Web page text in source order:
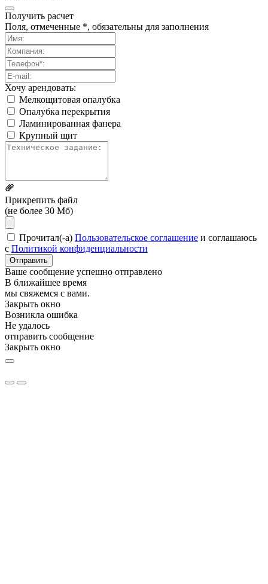
Получить расчет
Поля, отмеченные *, обязательны для заполнения
Хочу арендовать:
Мелкощитовая опалубка
Опалубка перекрытия
Ламинированная фанера
Крупный щит
Прикрепить файл
(не более 30 Мб)
Прочитал(-а) Пользовательское соглашение и соглашаюсь
с Политикой конфиденциальности
Отправить
Ваше сообщение успешно отправлено
В ближайшее время
мы свяжемся с вами.
Закрыть окно
Возникла ошибка
Не удалось
отправить сообщение
Закрыть окно